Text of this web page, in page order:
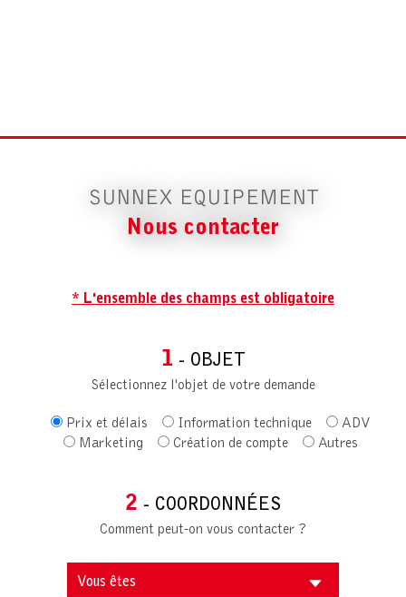
SUNNEX EQUIPEMENT
Nous contacter
* L'ensemble des champs est obligatoire
1 - OBJET
Sélectionnez l'objet de votre demande
Prix et délais Information technique
ADV
Marketing
Création de compte Autres
2 - COORDONNÉES
Comment peut-on vous contacter ?